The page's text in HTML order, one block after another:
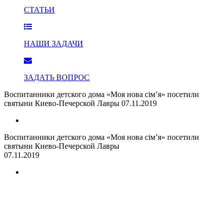
СТАТЬИ
НАШИ ЗАДАЧИ
ЗАДАТЬ ВОПРОС
Воспитанники детского дома «Моя нова сім’я» посетили
святыни Киево-Печерской Лавры 07.11.2019
Воспитанники детского дома «Моя нова сім’я» посетили
святыни Киево-Печерской Лавры
07.11.2019